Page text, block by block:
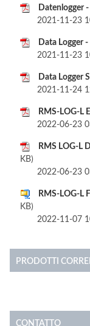
Datenlogger
2021-11-23
Data Logger
2021-11-23
Data Logger
2021-11-24
RMS-LOG-L
2022-06-23
RMS LOG-L
KB)
2022-06-23
RMS-LOG-L
KB)
2022-11-07
PRODOTTI
CONTATTO